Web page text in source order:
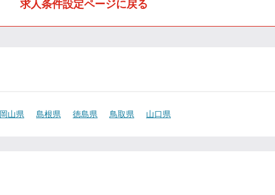
求人条件設定ページに戻る
岡山県 島根県 徳島県 鳥取県 山口県